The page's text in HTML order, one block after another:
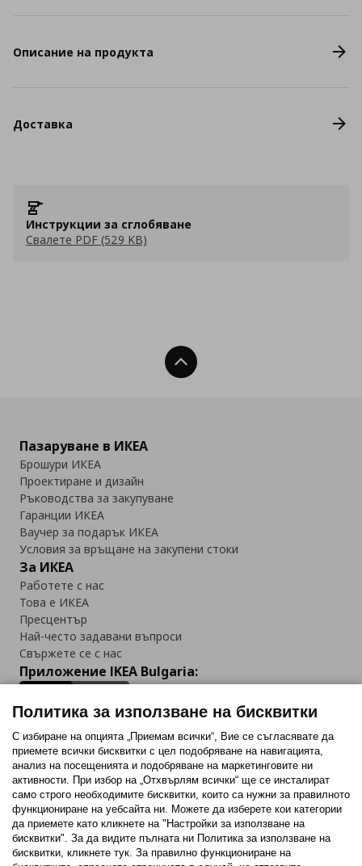
Описание на продукта
Доставка
Инструкции за сглобяване
Свалете PDF (529 KB)
Нагоре
Пазаруване в ИКЕА
Брошури ИКЕА
Проектиране и дизайн
Ръководства за закупуване
Гаранции ИКЕА
Ваучер за подарък ИКЕА
Условия за връщане на закупени стоки
За ИКЕА
Работете с нас
Това е ИКЕА
Пресцентър
Най-често задавани въпроси
Свържете се с нас
Приложение IKEA Bulgaria:
Последвайте ни:
FacebookTwitterYoutubePinterestInstagram
Политика за използване на бисквитки
С избиране на опцията „Приемам всички“, Вие се съгласявате да
приемете всички бисквитки с цел подобряване на навигацията,
анализ на посещенията и подобряване на маркетинговите ни
активности. При избор на „Отхвърлям всички“ ще се инсталират
само строго необходимитe бисквитки, които са нужни за правилното
функциониране на уебсайта ни. Можете да изберете кои категории
да приемете като кликнете на "Настройки за използване на
бисквитки". За да видите пълната ни Политика за използване на
бисквитки, кликнете тук. За правилно функциониране на